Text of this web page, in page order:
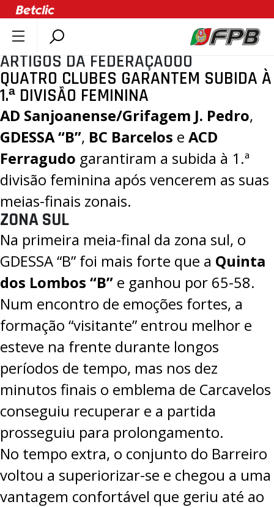
SOBRE A FPB
DOCUMENTOS
ÚLTIMAS
COMPETIÇÕES
ASSOCIAÇÕES
CLUBES
AGENTES
AGENDA
SELEÇÕES
MINIBASQUETE
ÁREA TÉCNICA
PROJETOS
LIGA BETCLIC MASCULINA
LIGA BETCLIC FEMININA
ARTIGOS DA FEDERAÇÃOOO
QUATRO CLUBES GARANTEM SUBIDA À
1.ª DIVISÃO FEMININA
AD Sanjoanense/Grifagem J. Pedro,
GDESSA “B”, BC Barcelos e ACD
Ferragudo garantiram a subida à 1.ª
divisão feminina após vencerem as suas
meias-finais zonais.
ZONA SUL
Na primeira meia-final da zona sul, o
GDESSA “B” foi mais forte que a Quinta
dos Lombos “B” e ganhou por 65-58.
Num encontro de emoções fortes, a
formação “visitante” entrou melhor e
esteve na frente durante longos
períodos de tempo, mas nos dez
minutos finais o emblema de Carcavelos
conseguiu recuperar e a partida
prosseguiu para prolongamento.
No tempo extra, o conjunto do Barreiro
voltou a superiorizar-se e chegou a uma
vantagem confortável que geriu até ao